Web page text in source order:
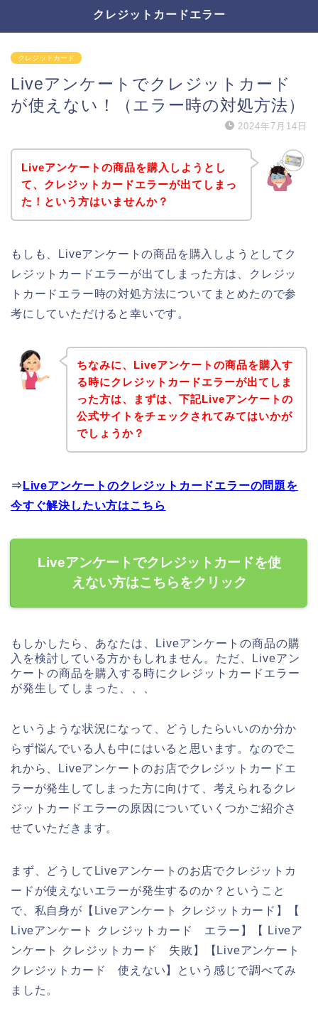
クレジットカードエラー
クレジットカード
Liveアンケートでクレジットカード
が使えない！（エラー時の対処方法）
2024年7月14日
Liveアンケートの商品を購入しようとし
て、クレジットカードエラーが出てしまっ
た！という方はいませんか？
もしも、Liveアンケートの商品を購入しようとしてク
レジットカードエラーが出てしまった方は、クレジッ
トカードエラー時の対処方法についてまとめたので参
考にしていただけると幸いです。
ちなみに、Liveアンケートの商品を購入す
る時にクレジットカードエラーが出てしま
った方は、まずは、下記Liveアンケートの
公式サイトをチェックされてみてはいかが
でしょうか？
⇒ Liveアンケートのクレジットカードエラーの問題を
今すぐ解決したい方はこちら
Liveアンケートでクレジットカードを使
えない方はこちらをクリック
もしかしたら、あなたは、Liveアンケートの商品の購
入を検討している方かもしれません。ただ、Liveアン
ケートの商品を購入する時にクレジットカードエラー
が発生してしまった、、、
というような状況になって、どうしたらいいのか分か
らず悩んでいる人も中にはいると思います。なのでこ
れから、Liveアンケートのお店でクレジットカードエ
ラーが発生してしまった方に向けて、考えられるクレ
ジットカードエラーの原因についていくつかご紹介さ
せていただきます。
まず、どうしてLiveアンケートのお店でクレジットカ
ードが使えないエラーが発生するのか？ということ
で、私自身が【Liveアンケート クレジットカード】【
Liveアンケート クレジットカード エラー】【 Liveア
ンケート クレジットカード 失敗】【Liveアンケート
クレジットカード 使えない】という感じで調べてみ
ました。